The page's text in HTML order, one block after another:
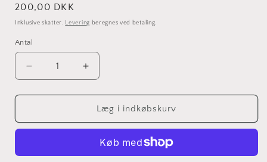
Normalpris
200,00 DKK
Inklusive skatter. Levering beregnes ved betaling.
Antal
Antal
Reducer
antallet
for
Sparemand
Øg
antallet
for
Årets
Sparemand
Hoffmeyer
Læg i indkøbskurv